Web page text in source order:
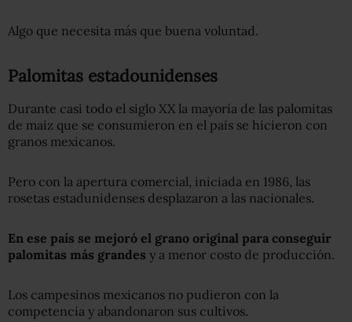
Algo que necesita más que buena voluntad.
Palomitas estadounidenses
Durante casi todo el siglo XX la mayoría de las palomitas
de maíz que se consumieron en el país se hicieron con
granos mexicanos.
Pero con la apertura comercial, iniciada en 1986, las
rosetas estadunidenses desplazaron a las nacionales.
En ese país se mejoró el grano original para conseguir
palomitas más grandes y a menor costo de producción.
Los campesinos mexicanos no pudieron con la
competencia y abandonaron sus cultivos.